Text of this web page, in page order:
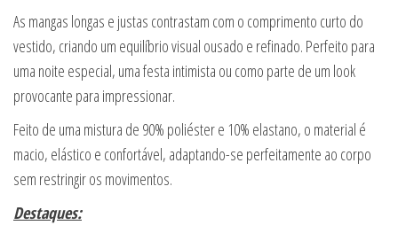
As mangas longas e justas contrastam com o comprimento curto do
vestido, criando um equilíbrio visual ousado e refinado. Perfeito para
uma noite especial, uma festa intimista ou como parte de um look
provocante para impressionar.
Feito de uma mistura de 90% poliéster e 10% elastano, o material é
macio, elástico e confortável, adaptando-se perfeitamente ao corpo
sem restringir os movimentos.
Destaques: